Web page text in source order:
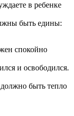
в ребенке
быть едины:
спокойно
и освободился.
быть тепло